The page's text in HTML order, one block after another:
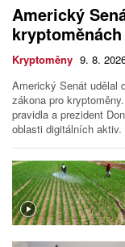
Americký
kryptoměnách
Kryptoměny 9. 8.
Americký Senát udělal
zákona pro
pravidla a prezident
oblasti digitálních aktiv.